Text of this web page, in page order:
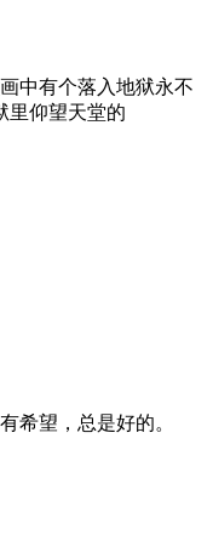
中有个落入地狱永不
里仰望天堂的
希望，总是好的。